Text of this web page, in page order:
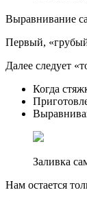
Выравнивание
Первый,
Далее следует
Когда
Заливка
Нам остается